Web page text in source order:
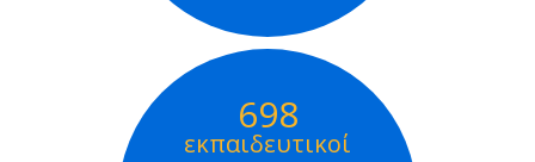
698
εκπαιδευτικοί